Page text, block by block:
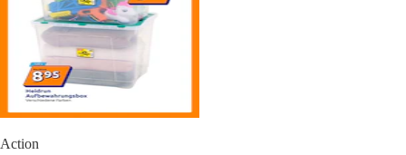
Action